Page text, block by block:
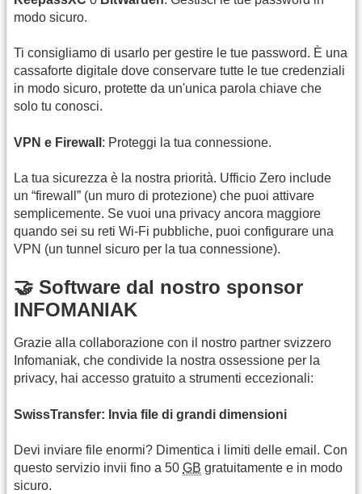
modo sicuro.
Ti consigliamo di usarlo per gestire le tue password. È una
cassaforte digitale dove conservare tutte le tue credenziali
in modo sicuro, protette da un'unica parola chiave che
solo tu conosci.
VPN e Firewall : Proteggi la tua connessione.
La tua sicurezza è la nostra priorità. Ufficio Zero include
un “firewall” (un muro di protezione) che puoi attivare
semplicemente. Se vuoi una privacy ancora maggiore
quando sei su reti Wi-Fi pubbliche, puoi configurare una
VPN (un tunnel sicuro per la tua connessione).
🤝 Software dal nostro sponsor
INFOMANIAK
Grazie alla collaborazione con il nostro partner svizzero
Infomaniak, che condivide la nostra ossessione per la
privacy, hai accesso gratuito a strumenti eccezionali:
SwissTransfer: Invia file di grandi dimensioni
Devi inviare file enormi? Dimentica i limiti delle email. Con
questo servizio invii fino a 50 GB gratuitamente e in modo
sicuro.